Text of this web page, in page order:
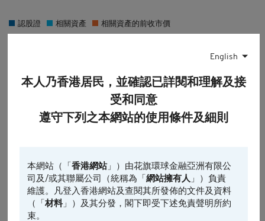
English
本人乃香港居民，並確認已詳閱和理解及接
受和同意
遵守下列之本網站的使用條件及細則
本網站（「香港網站」）由花旗環球金融亞洲有限公
司及/或其聯屬公司（統稱為「網站擁有人 」）負責
維護。凡登入香港網站及查閱其所發佈的文件及資料
（「材料」）及其分發，閣下即受下述免責聲明所約
束。
認股證 相關資產 相關資產的前收市價
13688 相似條款認股證引伸波幅水平(%)
0.0%
13688 引伸波幅(1日)46.3% (5日*)47.3%
13688 相似條款認股證引伸波幅變動(%)
1日